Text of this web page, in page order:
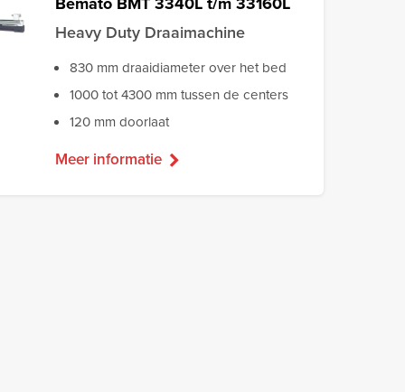
Heavy Duty Draaimachine
830 mm draaidiameter over het bed
1000 tot 4300 mm tussen de centers
120 mm doorlaat
Meer informatie